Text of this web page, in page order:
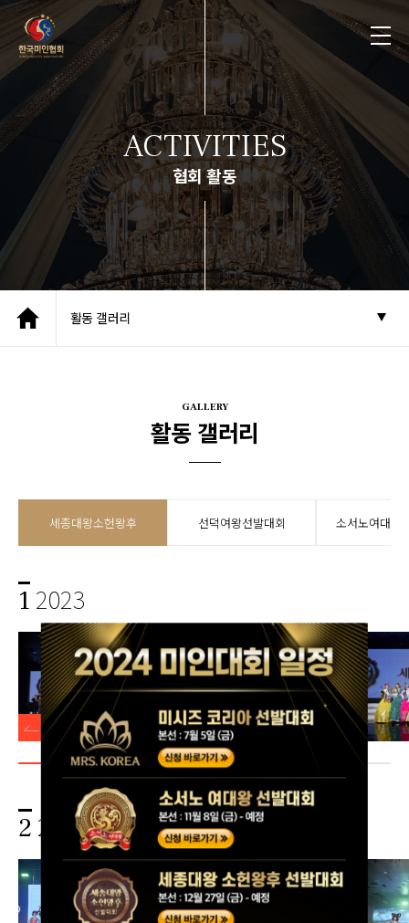
ACTIVITIES
협회 활동
활동 갤러리
GALLERY
활동 갤러리
세종대왕소헌왕후 선덕여왕선발대회 소서노여대왕
1 2023
2 2022